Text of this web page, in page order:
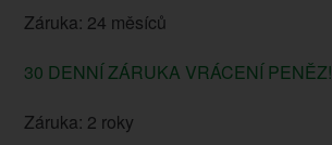
Záruka: 24 měsíců
30 DENNÍ ZÁRUKA VRÁCENÍ PENĚZ!
Záruka: 2 roky